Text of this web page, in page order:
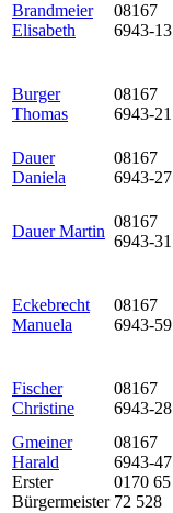
Brandmeier
Elisabeth
08167
6943-13
Burger
Thomas
08167
6943-21
Dauer
Daniela
08167
6943-27
Dauer Martin
08167
6943-31
Eckebrecht
Manuela
08167
6943-59
Fischer
Christine
08167
6943-28
Gmeiner
Harald
Erster
Bürgermeister
08167
6943-47
0170 65
72 528